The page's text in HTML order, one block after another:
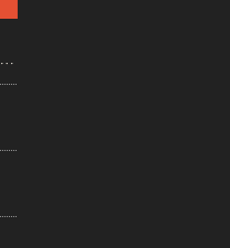
ホームページをリニューアル致しました。